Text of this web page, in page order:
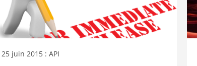
25 juin 2015 : API